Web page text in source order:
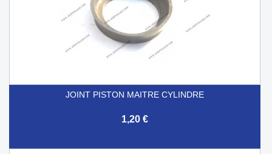
JOINT PISTON MAITRE CYLINDRE
1,20 €